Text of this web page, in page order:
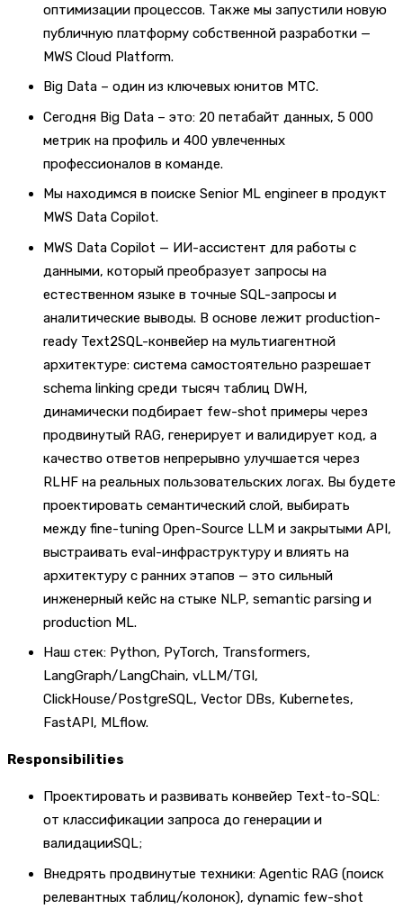
оптимизации процессов. Также мы запустили новую
публичную платформу собственной разработки —
MWS Cloud Platform.
Big Data – один из ключевых юнитов МТС.
Сегодня Big Data – это: 20 петабайт данных, 5 000
метрик на профиль и 400 увлеченных
профессионалов в команде.
Мы находимся в поиске Senior ML engineer в продукт
MWS Data Copilot.
MWS Data Copilot — ИИ-ассистент для работы с
данными, который преобразует запросы на
естественном языке в точные SQL-запросы и
аналитические выводы. В основе лежит production-
ready Text2SQL-конвейер на мультиагентной
архитектуре: система самостоятельно разрешает
schema linking среди тысяч таблиц DWH,
динамически подбирает few-shot примеры через
продвинутый RAG, генерирует и валидирует код, а
качество ответов непрерывно улучшается через
RLHF на реальных пользовательских логах. Вы будете
проектировать семантический слой, выбирать
между fine-tuning Open-Source LLM и закрытыми API,
выстраивать eval-инфраструктуру и влиять на
архитектуру с ранних этапов — это сильный
инженерный кейс на стыке NLP, semantic parsing и
production ML.
Наш стек: Python, PyTorch, Transformers,
LangGraph/LangChain, vLLM/TGI,
ClickHouse/PostgreSQL, Vector DBs, Kubernetes,
FastAPI, MLflow.
Responsibilities
Проектировать и развивать конвейер Text-to-SQL:
от классификации запроса до генерации и
валидацииSQL;
Внедрять продвинутые техники: Agentic RAG (поиск
релевантных таблиц/колонок), dynamic few-shot